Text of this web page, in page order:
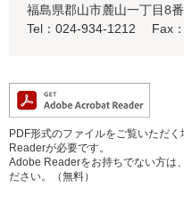
福島県郡山市麓山一丁目8
Tel：024-934-1212
Fax
PDF形式のファイルをご覧いただ
Readerが必要です。
Adobe Readerをお持ちでない方は
ださい。（無料）